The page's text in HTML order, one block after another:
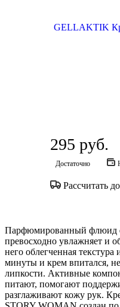
295 руб.
Достаточно
Рассчитать
Парфюмированный флюид
превосходно увлажняет и
него облегченная
минуты и крем впитался,
липкости. Активные
питают, помогают
разглаживают кожу рук.